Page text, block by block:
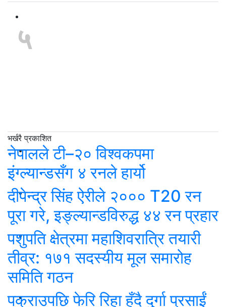
५
भर्खरै प्रकाशित
नेपालले टी–२० विश्वकपमा
इंग्ल्यान्डसँग ४ रनले हार्यो
दीपेन्द्र सिंह ऐरीले २००० T20 रन
पूरा गरे, इङ्ल्यान्डविरुद्ध ४४ रन प्रहार
पशुपति क्षेत्रमा महाशिवरात्रि तयारी
तीव्र: १७१ सदस्यीय मूल समारोह
समिति गठन
पक्राउपछि फेरि रिहा हुँदै दुर्गा प्रसाईं